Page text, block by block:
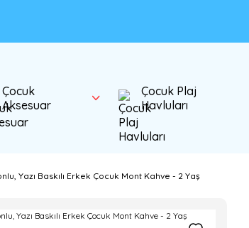
Çocuk
Aksesuar
Çocuk Plaj
Havluları
Yazı Baskılı Erkek Çocuk Mont Kahve - 2 Yaş